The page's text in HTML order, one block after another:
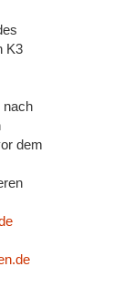
K3
nach
dem